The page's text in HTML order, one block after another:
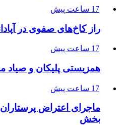
17 ساعت پیش
راز کاخ‌های صفوی در
17 ساعت پیش
همزیستی پلیکان و صیاد
17 ساعت پیش
ماجرای اعتراض
بخش